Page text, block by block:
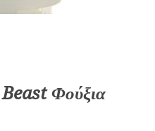
Φούξια